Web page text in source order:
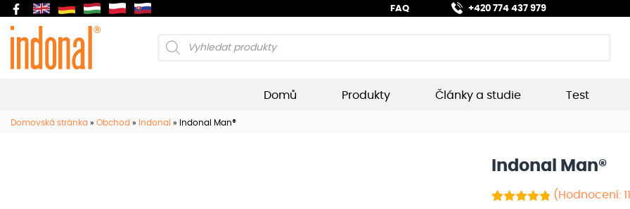
FAQ +420 774 437 979
Products
Domů Produkty Články a studie Test
Domovská stránka » Obchod » Indonal » Indonal Man®
Indonal Man®
(Hodnocení: 11